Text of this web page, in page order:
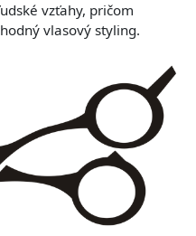
vzťahy, pričom
vlasový styling.